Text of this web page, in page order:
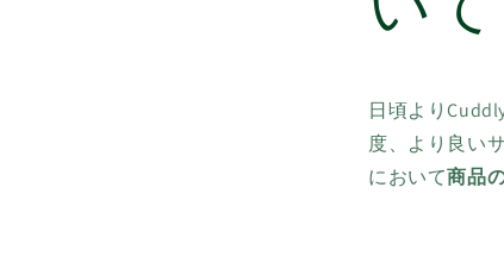
日頃より
度、より良い
において商品